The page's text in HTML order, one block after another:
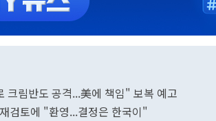
크림반도 공격...美에 책임" 보복 예고
검토에 "환영...결정은 한국이"